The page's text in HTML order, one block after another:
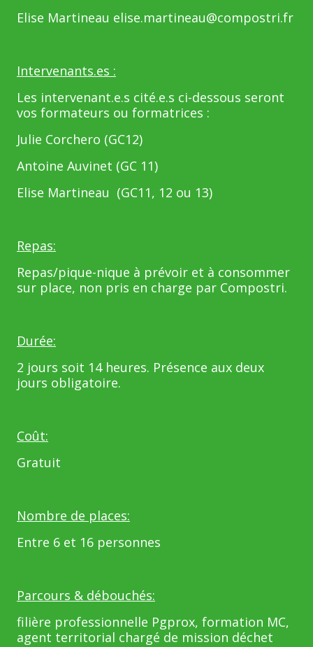
Elise Martineau elise.martineau@compostri.fr
Intervenants.es :
Les intervenant.e.s cité.e.s ci-dessous seront
vos formateurs ou formatrices :
Julie Corchero (GC12)
Antoine Auvinet (GC 11)
Elise Martineau (GC11, 12 ou 13)
Repas:
Repas/pique-nique à prévoir et à consommer
sur place, non pris en charge par Compostri.
Durée:
2 jours soit 14 heures. Présence aux deux
jours obligatoire.
Coût:
Gratuit
Nombre de places:
Entre 6 et 16 personnes
Parcours & débouchés:
filière professionnelle Pgprox, formation MC,
agent territorial chargé de mission déchet